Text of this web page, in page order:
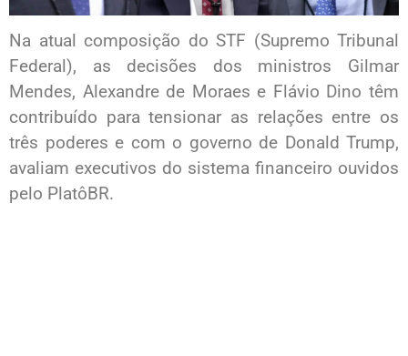
Na atual composição do STF (Supremo Tribunal
Federal), as decisões dos ministros Gilmar
Mendes, Alexandre de Moraes e Flávio Dino têm
contribuído para tensionar as relações entre os
três poderes e com o governo de Donald Trump,
avaliam executivos do sistema financeiro ouvidos
pelo PlatôBR.